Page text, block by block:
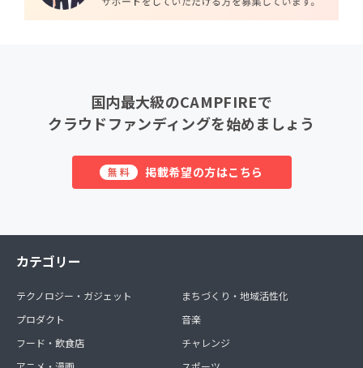
国内最大級のCAMPFIREで
クラウドファンディングを始めましょう
無料 掲載希望の方はこちら
カテゴリー
テクノロジー・ガジェット
プロダクト
フード・飲食店
まちづくり・地域活性化
音楽
チャレンジ